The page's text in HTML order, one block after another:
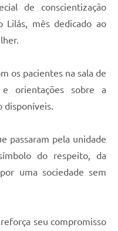
de conscientização
Lilás, mês dedicado ao
os pacientes na sala de
e orientações sobre a
disponíveis.
passaram pela unidade
do respeito, da
uma sociedade sem
seu compromisso